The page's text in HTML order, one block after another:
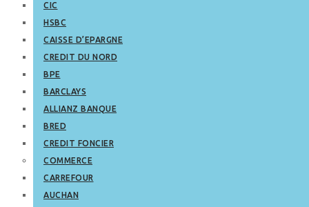
CIC
HSBC
CAISSE D’EPARGNE
CREDIT DU NORD
BPE
BARCLAYS
ALLIANZ BANQUE
BRED
CREDIT FONCIER
COMMERCE
CARREFOUR
AUCHAN